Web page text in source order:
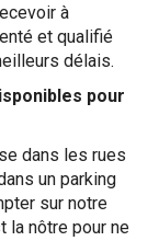
à
et qualifié
délais.
pour
dans les rues
un parking
sur notre
la nôtre pour ne